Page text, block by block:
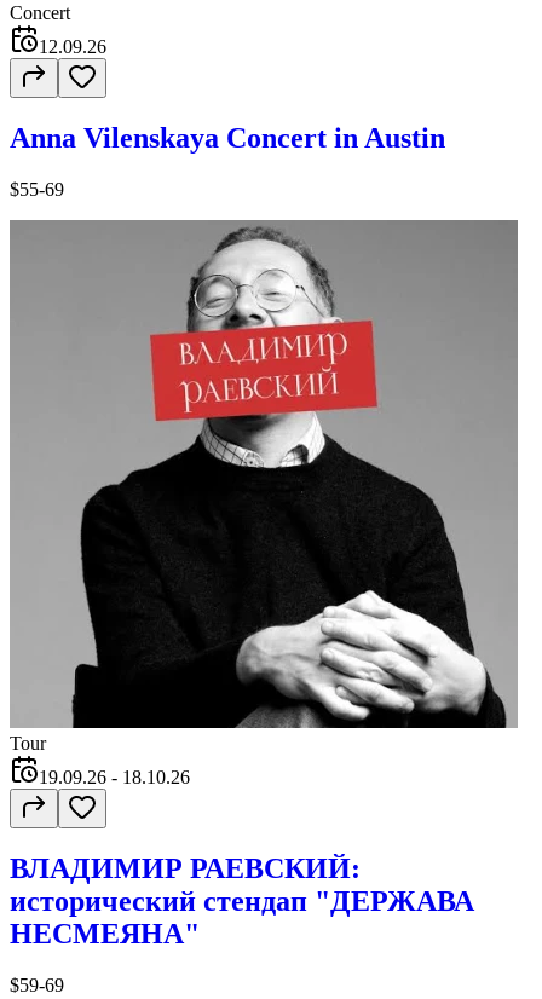
Concert
12.09.26
Anna Vilenskaya Concert in Austin
$55-69
Tour
19.09.26 - 18.10.26
ВЛАДИМИР РАЕВСКИЙ:
исторический стендап "ДЕРЖАВА
НЕСМЕЯНА"
$59-69